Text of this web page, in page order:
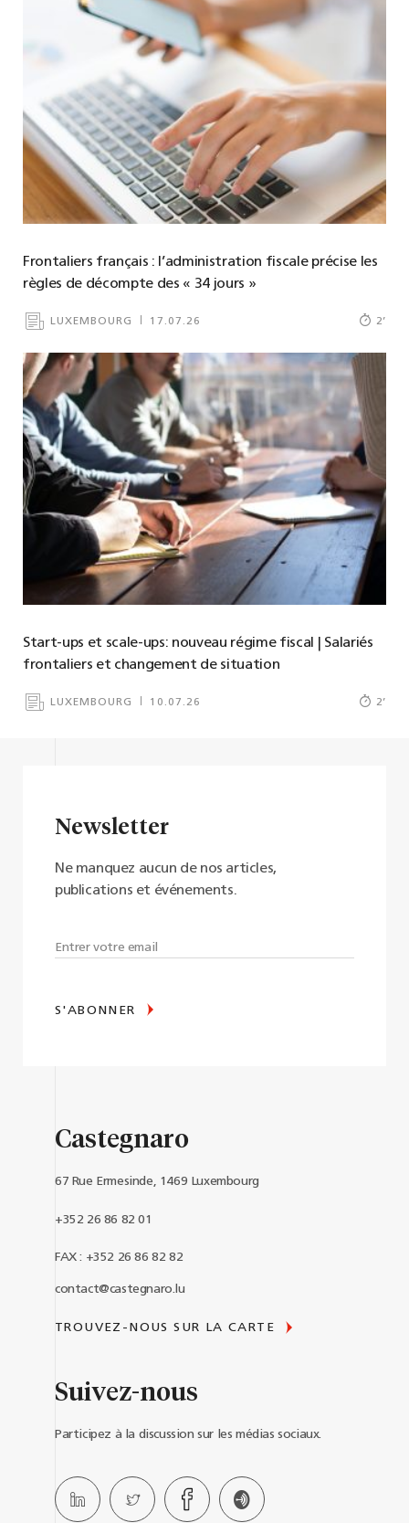
Frontaliers français : l’administration fiscale précise les
règles de décompte des « 34 jours »
LUXEMBOURG 17.07.26 2’
Start-ups et scale-ups: nouveau régime fiscal | Salariés
frontaliers et changement de situation
LUXEMBOURG 10.07.26 2’
Newsletter
Ne manquez aucun de nos articles,
publications et événements.
S'ABONNER
Castegnaro
67 Rue Ermesinde, 1469 Luxembourg
+352 26 86 82 01
FAX : +352 26 86 82 82
contact@castegnaro.lu
TROUVEZ-NOUS SUR LA CARTE
Suivez-nous
Participez à la discussion sur les médias sociaux.